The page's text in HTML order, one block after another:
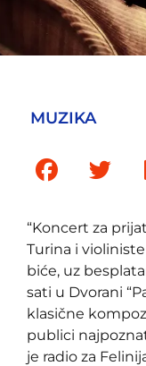
MUZIKA
“Koncert za
Turina i
biće, uz
sati u Dvorani
klasične
publici
je radio za